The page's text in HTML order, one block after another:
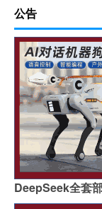
公告
DeepSeek全套